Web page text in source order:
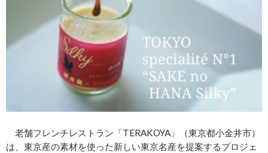
老舗フレンチレストラン「TERAKOYA」（東京都小金井市）
は、東京産の素材を使った新しい東京名産を提案するプロジェ